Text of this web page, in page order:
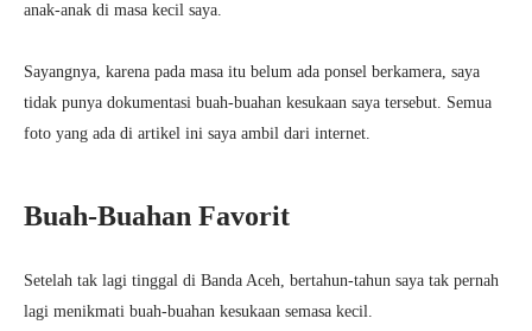
anak-anak di masa kecil saya.
Sayangnya, karena pada masa itu belum ada ponsel berkamera, saya
tidak punya dokumentasi buah-buahan kesukaan saya tersebut. Semua
foto yang ada di artikel ini saya ambil dari internet.
Buah-Buahan Favorit
Setelah tak lagi tinggal di Banda Aceh, bertahun-tahun saya tak pernah
lagi menikmati buah-buahan kesukaan semasa kecil.